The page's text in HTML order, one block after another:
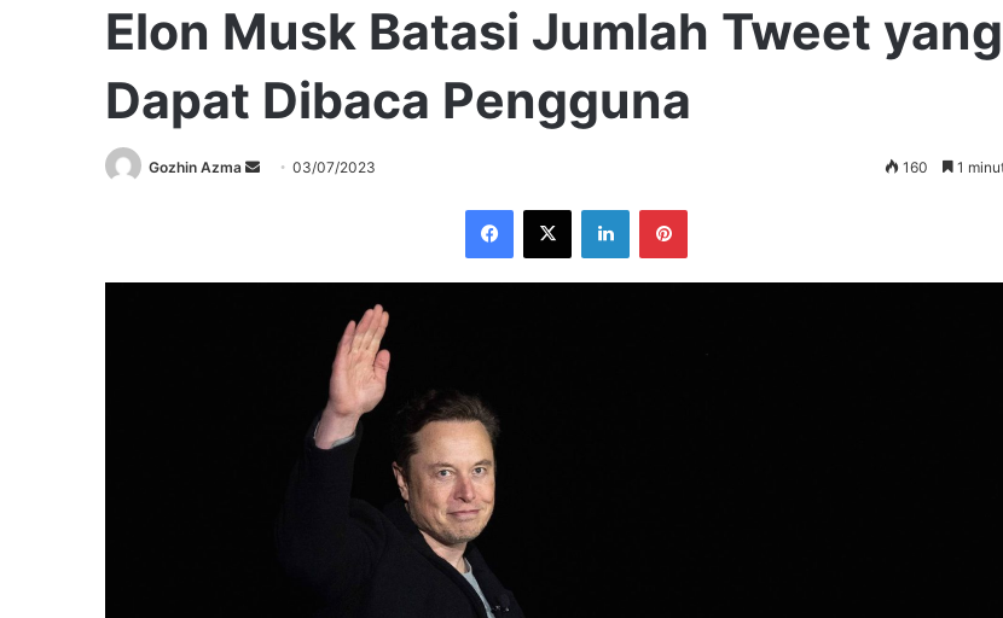
Elon Musk Batasi Jumlah Tweet yang
Dapat Dibaca Pengguna
Gozhin Azma
Send03/07/2023 160 1
Facebook
X LinkedInPinterest